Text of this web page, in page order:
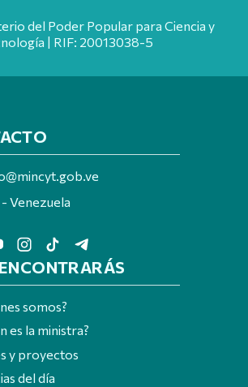
del Poder Popular para Ciencia y
| RIF: 20013038-5
Venezuela
somos?
es la ministra?
y proyectos
del día